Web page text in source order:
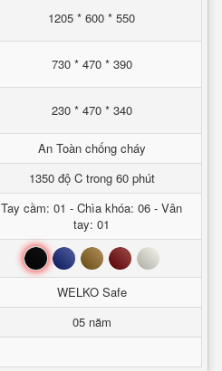
1205 * 600 * 550
730 * 470 * 390
230 * 470 * 340
An Toàn chống cháy
1350 độ C trong 60 phút
Tay cầm: 01 - Chìa khóa: 06 - Vân
tay: 01
Đen Xanh Nâu Đỏ Trắng
WELKO Safe
05 năm